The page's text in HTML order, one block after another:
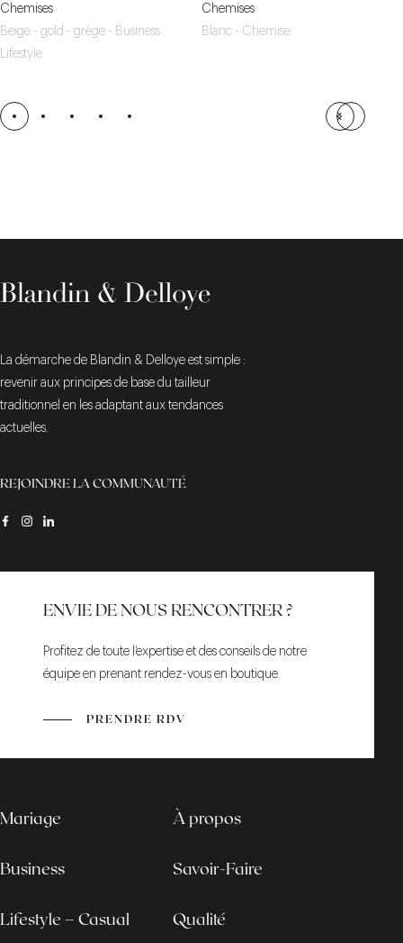
Chemises
Beige - gold - grège - Business
Lifestyle
Chemises
Blanc - Chemise
La démarche de Blandin & Delloye est simple :
revenir aux principes de base du tailleur
traditionnel en les adaptant aux tendances
actuelles.
REJOINDRE LA COMMUNAUTÉ
ENVIE DE NOUS RENCONTRER ?
Profitez de toute l’expertise et des conseils de notre
équipe en prenant rendez-vous en boutique.
PRENDRE RDV
Mariage
Business
Lifestyle – Casual
À propos
Savoir-Faire
Qualité